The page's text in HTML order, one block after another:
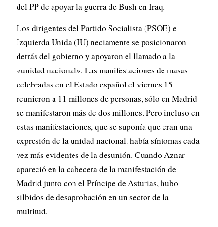
del PP de apoyar la guerra de Bush en Iraq.
Los dirigentes del Partido Socialista (PSOE) e
Izquierda Unida (IU) neciamente se posicionaron
detrás del gobierno y apoyaron el llamado a la
«unidad nacional». Las manifestaciones de masas
celebradas en el Estado español el viernes 15
reunieron a 11 millones de personas, sólo en Madrid
se manifestaron más de dos millones. Pero incluso en
estas manifestaciones, que se suponía que eran una
expresión de la unidad nacional, había síntomas cada
vez más evidentes de la desunión. Cuando Aznar
apareció en la cabecera de la manifestación de
Madrid junto con el Príncipe de Asturias, hubo
silbidos de desaprobación en un sector de la
multitud.